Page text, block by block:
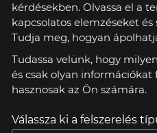
kérdésekben. Olvassa el a
kapcsolatos elemzéseket
Tudja meg, hogyan
Tudassa velünk, hogy
és csak olyan
hasznosak az Ön számára.
Válassza ki a felszerelés